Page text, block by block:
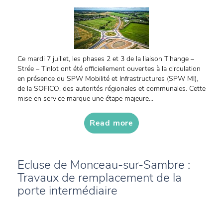
Ce mardi 7 juillet, les phases 2 et 3 de la liaison Tihange –
Strée – Tinlot ont été officiellement ouvertes à la circulation
en présence du SPW Mobilité et Infrastructures (SPW MI),
de la SOFICO, des autorités régionales et communales. Cette
mise en service marque une étape majeure...
Read more
Ecluse de Monceau-sur-Sambre :
Travaux de remplacement de la
porte intermédiaire